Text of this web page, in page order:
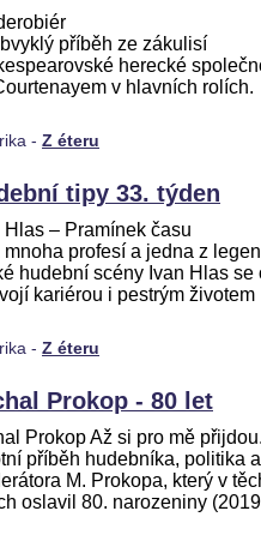
příběh ze zákulisí
herecké
v hlavních rolích.
- Z éteru
tipy 33. týden
Hlas – Pramínek času
mnoha profesí a jedna z
hudební scény Ivan Hlas se
kariérou i pestrým životem
- Z éteru
Prokop - 80 let
Prokop Až si pro mě
příběh hudebníka, politika a
M. Prokopa, který v
oslavil 80. narozeniny